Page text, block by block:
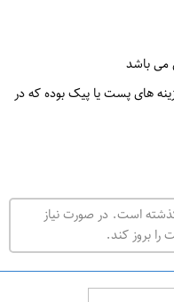
ر
ت
ه
ر
ا
می باشد
های پست یا پیک بوده که در
گذشته است. در صورت نیاز
را بروز کند.